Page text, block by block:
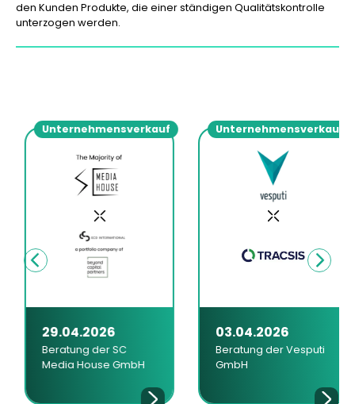
den Kunden Produkte, die einer ständigen Qualitätskontrolle
unterzogen werden.
Unternehmensverkauf
29.04.2026
Beratung der SC
Media House GmbH
Unternehmensverkauf
03.04.2026
Beratung der Vesputi
GmbH